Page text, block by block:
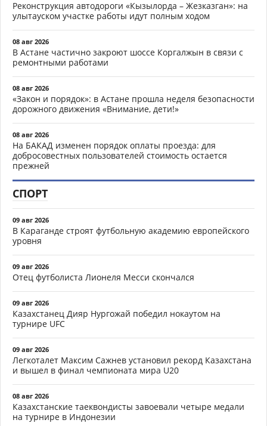
Реконструкция автодороги «Кызылорда – Жезказган»: на
улытауском участке работы идут полным ходом
08 авг 2026
В Астане частично закроют шоссе Коргалжын в связи с
ремонтными работами
08 авг 2026
«Закон и порядок»: в Астане прошла неделя безопасности
дорожного движения «Внимание, дети!»
08 авг 2026
На БАКАД изменен порядок оплаты проезда: для
добросовестных пользователей стоимость остается
прежней
СПОРТ
09 авг 2026
В Караганде строят футбольную академию европейского
уровня
09 авг 2026
Отец футболиста Лионеля Месси скончался
09 авг 2026
Казахстанец Дияр Нургожай победил нокаутом на
турнире UFC
09 авг 2026
Легкоталет Максим Сажнев установил рекорд Казахстана
и вышел в финал чемпионата мира U20
08 авг 2026
Казахстанские таеквондисты завоевали четыре медали
на турнире в Индонезии